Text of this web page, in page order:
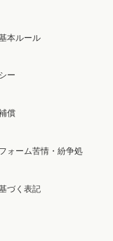
本ルール
ー
償
ォーム苦情・紛争処
づく表記